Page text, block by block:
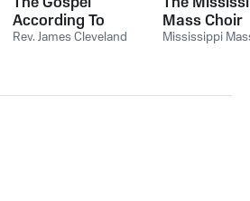
According To
Malaco
Rev. James Cleveland
Mass Choir
Mississippi